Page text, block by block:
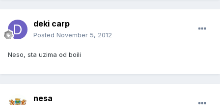
deki carp
Posted November 5, 2012
Neso, sta uzima od boili
nesa